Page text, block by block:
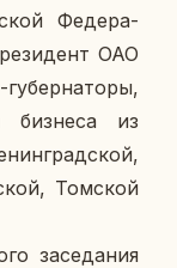
Фе­де­ра­
ОАО
биз­не­са из
Том­ской
за­се­да­ния